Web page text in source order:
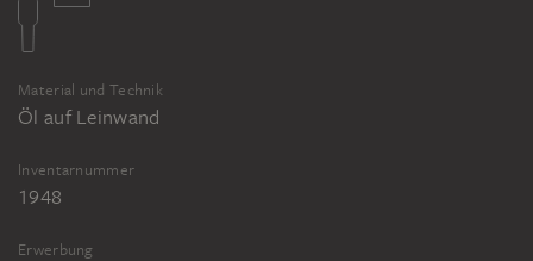
Material und Technik
Öl auf Leinwand
Inventarnummer
1948
Erwerbung